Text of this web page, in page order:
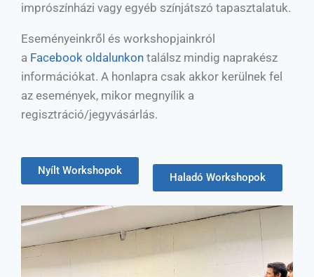
imprószínházi vagy egyéb színjátszó tapasztalatuk.
Eseményeinkről és workshopjainkról
a Facebook oldalunkon találsz mindig naprakész
információkat. A honlapra csak akkor kerülnek fel
az események, mikor megnyílik a
regisztráció/jegyvásárlás.
Nyílt Workshopok
Haladó Workshopok